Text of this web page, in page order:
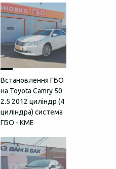
Встановлення ГБО
на Toyota Camry 50
2.5 2012 циліндр (4
циліндра) система
ГБО - KME